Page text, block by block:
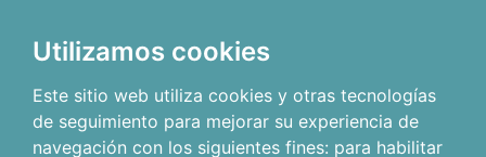
Utilizamos cookies
Este sitio web utiliza cookies y otras tecnologías
de seguimiento para mejorar su experiencia de
navegación con los siguientes fines: para habilitar